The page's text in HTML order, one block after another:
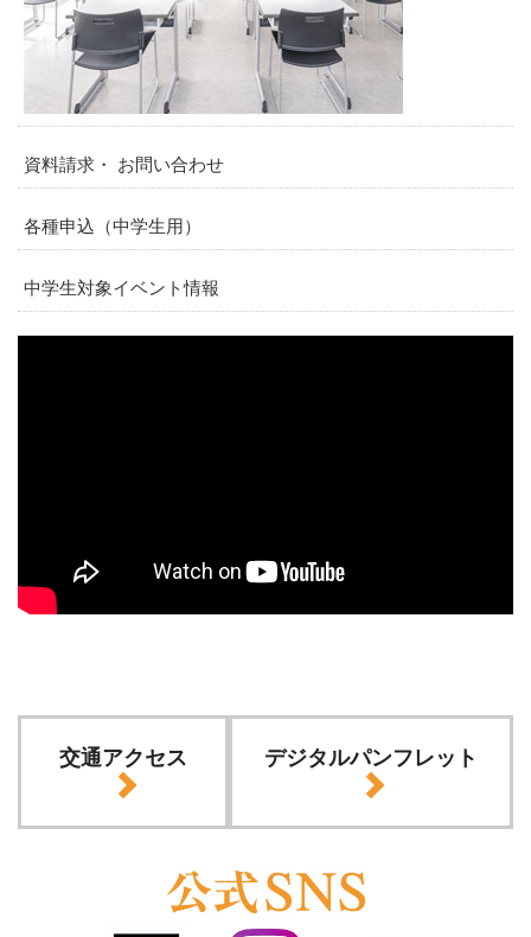
資料請求・ お問い合わせ
各種申込（中学生用）
中学生対象イベント情報
交通アクセス デジタルパンフレット